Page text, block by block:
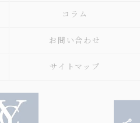
コラム
お問い合わせ
サイトマップ